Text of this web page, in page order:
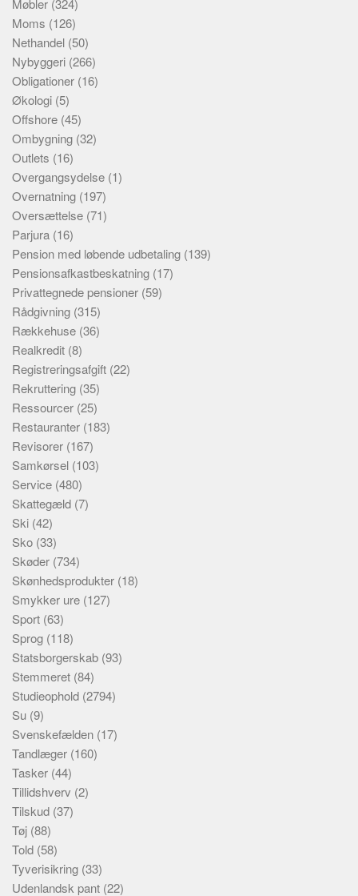
Møbler (324)
Moms (126)
Nethandel (50)
Nybyggeri (266)
Obligationer (16)
Økologi (5)
Offshore (45)
Ombygning (32)
Outlets (16)
Overgangsydelse (1)
Overnatning (197)
Oversættelse (71)
Parjura (16)
Pension med løbende udbetaling (139)
Pensionsafkastbeskatning (17)
Privattegnede pensioner (59)
Rådgivning (315)
Rækkehuse (36)
Realkredit (8)
Registreringsafgift (22)
Rekruttering (35)
Ressourcer (25)
Restauranter (183)
Revisorer (167)
Samkørsel (103)
Service (480)
Skattegæld (7)
Ski (42)
Sko (33)
Skøder (734)
Skønhedsprodukter (18)
Smykker ure (127)
Sport (63)
Sprog (118)
Statsborgerskab (93)
Stemmeret (84)
Studieophold (2794)
Su (9)
Svenskefælden (17)
Tandlæger (160)
Tasker (44)
Tillidshverv (2)
Tilskud (37)
Tøj (88)
Told (58)
Tyverisikring (33)
Udenlandsk pant (22)